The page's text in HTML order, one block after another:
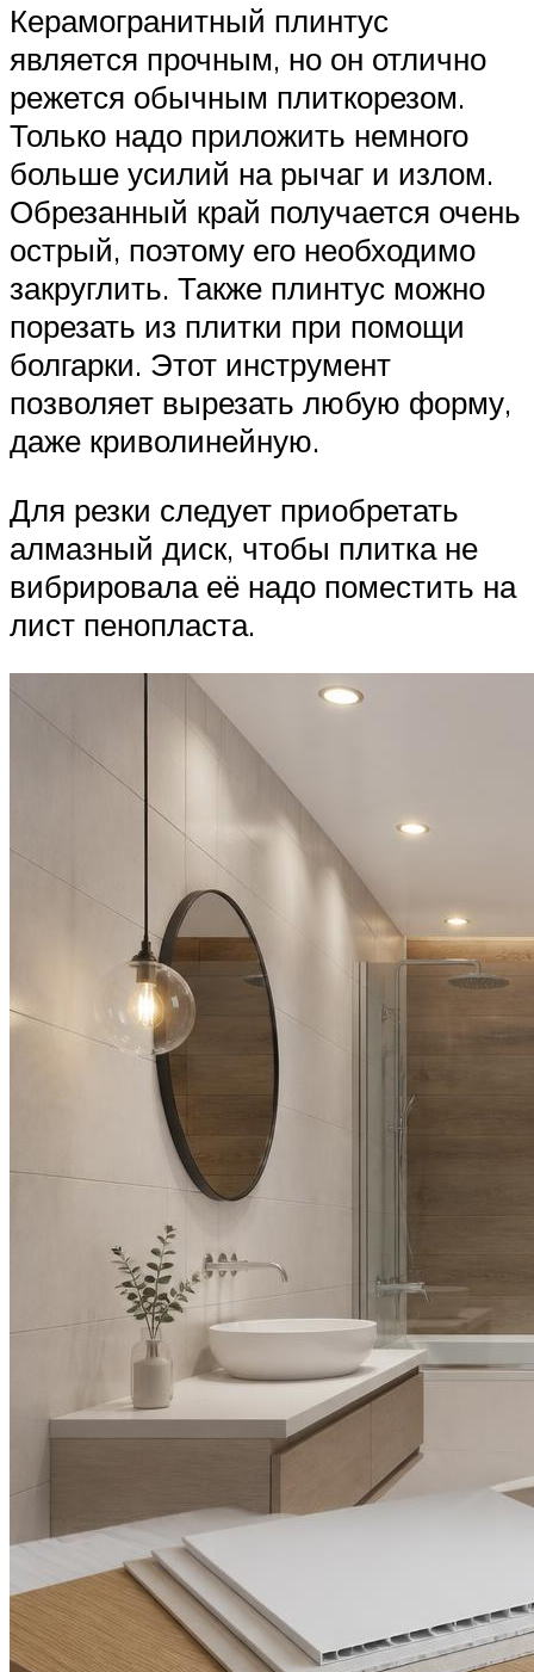
Керамогранитный плинтус
является прочным, но он отлично
режется обычным плиткорезом.
Только надо приложить немного
больше усилий на рычаг и излом.
Обрезанный край получается очень
острый, поэтому его необходимо
закруглить. Также плинтус можно
порезать из плитки при помощи
болгарки. Этот инструмент
позволяет вырезать любую форму,
даже криволинейную.
Для резки следует приобретать
алмазный диск, чтобы плитка не
вибрировала её надо поместить на
лист пенопласта.